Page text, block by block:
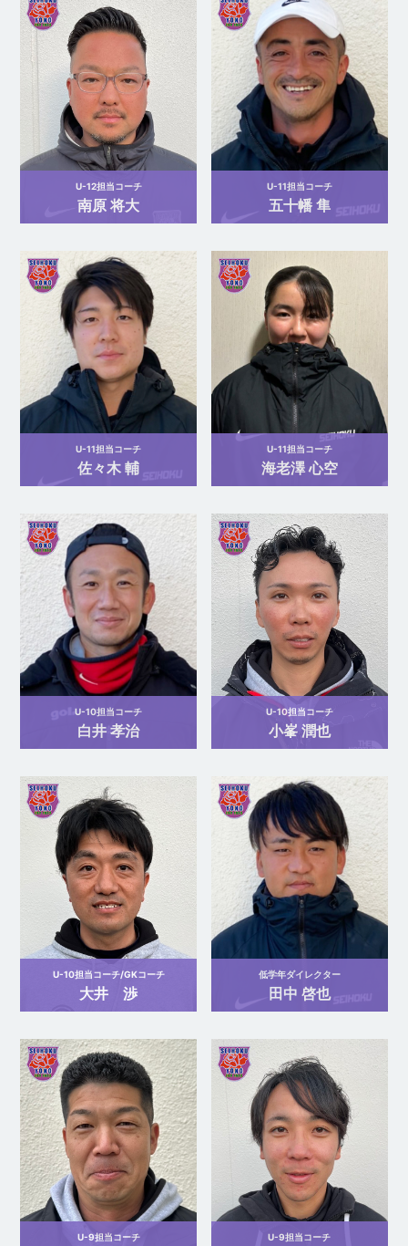
U-12担当コーチ
南原 将大
U-11担当コーチ
五十幡 隼
U-11担当コーチ
佐々木 輔
U-11担当コーチ
海老澤 心空
U-10担当コーチ
白井 孝治
U-10担当コーチ
小峯 潤也
U-10担当コーチ/GKコーチ
大井 渉
低学年ダイレクター
田中 啓也
U-9担当コーチ U-9担当コーチ